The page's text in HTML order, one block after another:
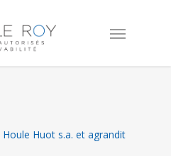
Menu
Huot s.a. et agrandit